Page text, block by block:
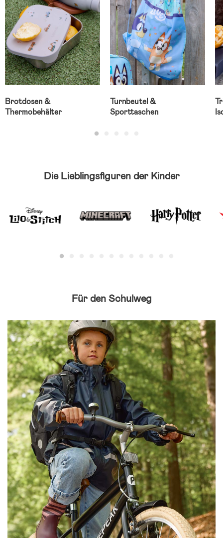
Brotdosen &
Thermobehälter
Turnbeutel &
Sporttaschen
Die Lieblingsfiguren der Kinder
Für den Schulweg